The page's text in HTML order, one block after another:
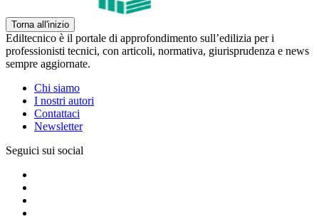
Torna all'inizio
Ediltecnico è il portale di approfondimento sull’edilizia per i
professionisti tecnici, con articoli, normativa, giurisprudenza e news
sempre aggiornate.
Chi siamo
I nostri autori
Contattaci
Newsletter
Seguici sui social